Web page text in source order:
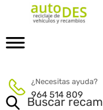
¿Necesitas ayuda?
964 514 809